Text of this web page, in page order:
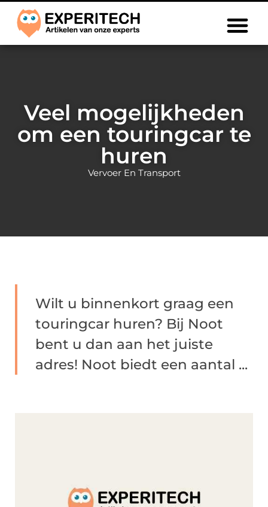
Veel mogelijkheden
om een touringcar te
huren
Vervoer En Transport
Wilt u binnenkort graag een
touringcar huren? Bij Noot
bent u dan aan het juiste
adres! Noot biedt een aantal ...